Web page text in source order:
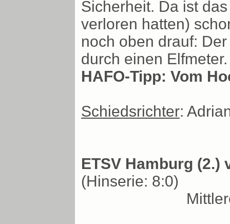
Sicherheit. Da ist
verloren hatten)
noch oben drauf:
durch einen Elfmeter.
HAFO-Tipp: Vom
Schiedsrichter:
ETSV Hamburg (2.)
(Hinserie: 8:0)